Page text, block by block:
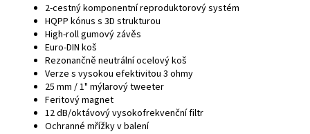
2-cestný komponentní reproduktorový systém
HQPP kónus s 3D strukturou
High-roll gumový závěs
Euro-DIN koš
Rezonančně neutrální ocelový koš
Verze s vysokou efektivitou 3 ohmy
25 mm / 1" mýlarový tweeter
Feritový magnet
12 dB/oktávový vysokofrekvenční filtr
Ochranné mřížky v balení